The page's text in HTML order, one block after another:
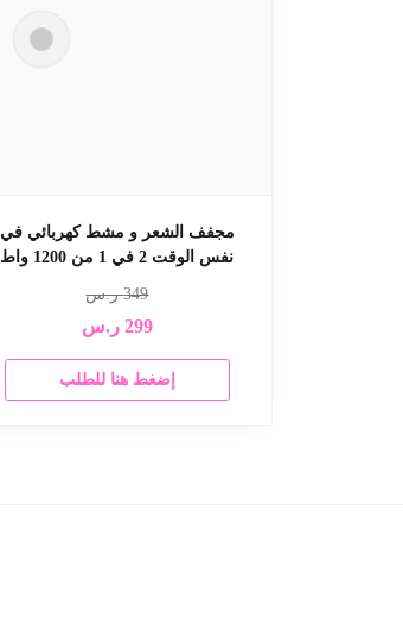
مجفف الشعر و مشط كهربائي في
نفس الوقت 2 في 1 من 1200 واط
349ر.س
299 ر.س
إضغط هنا للطلب